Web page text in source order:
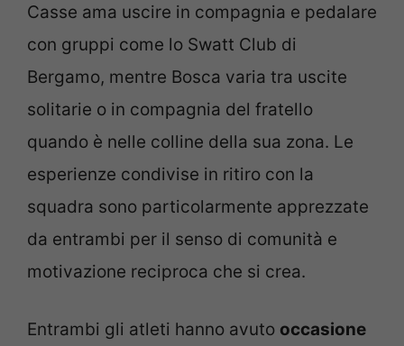
Casse ama uscire in compagnia e pedalare
con gruppi come lo Swatt Club di
Bergamo, mentre Bosca varia tra uscite
solitarie o in compagnia del fratello
quando è nelle colline della sua zona. Le
esperienze condivise in ritiro con la
squadra sono particolarmente apprezzate
da entrambi per il senso di comunità e
motivazione reciproca che si crea.
Entrambi gli atleti hanno avuto occasione